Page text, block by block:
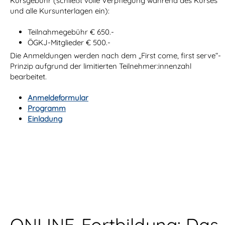
und alle Kursunterlagen ein):
Teilnahmegebühr € 650.-
ÖGKJ-Mitglieder € 500.-
Die Anmeldungen werden nach dem „First come, first serve“-
Prinzip aufgrund der limitierten Teilnehmer:innenzahl
bearbeitet.
Anmeldeformular
Programm
Einladung